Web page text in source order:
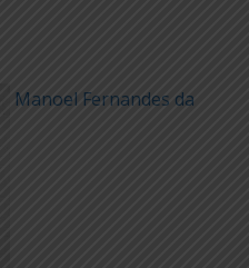
Manoel Fernandes da